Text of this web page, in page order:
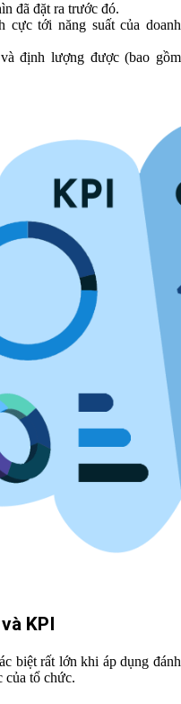
đã đặt ra trước đó.
tới năng suất của doanh
định lượng được (bao gồm
KPI
biệt rất lớn khi áp dụng đánh
của tổ chức.